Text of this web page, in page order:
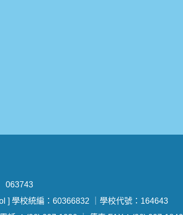
063743
] 學校統編：60366832 ｜學校代號：164643